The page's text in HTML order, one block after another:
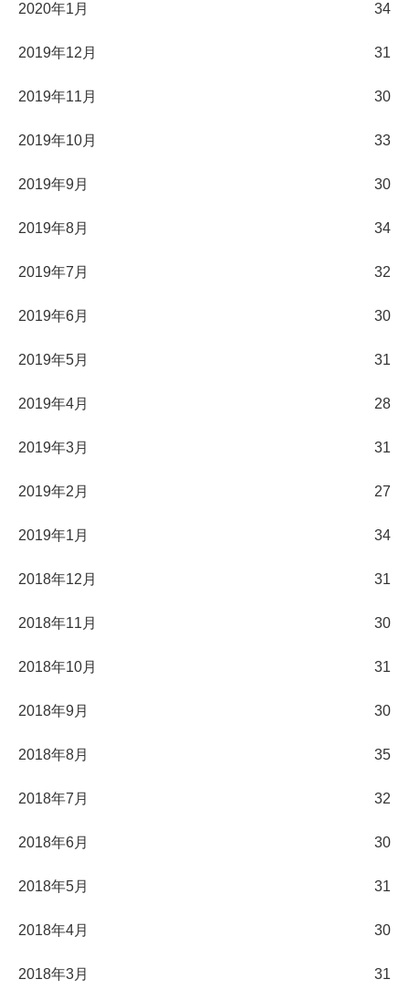
2020年1月 34
2019年12月 31
2019年11月 30
2019年10月 33
2019年9月 30
2019年8月 34
2019年7月 32
2019年6月 30
2019年5月 31
2019年4月 28
2019年3月 31
2019年2月 27
2019年1月 34
2018年12月 31
2018年11月 30
2018年10月 31
2018年9月 30
2018年8月 35
2018年7月 32
2018年6月 30
2018年5月 31
2018年4月 30
2018年3月 31